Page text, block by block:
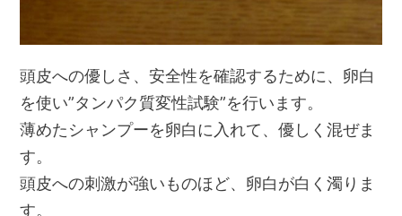
頭皮への優しさ、安全性を確認するために、卵白
を使い”タンパク質変性試験”を行います。
薄めたシャンプーを卵白に入れて、優しく混ぜま
す。
頭皮への刺激が強いものほど、卵白が白く濁りま
す。